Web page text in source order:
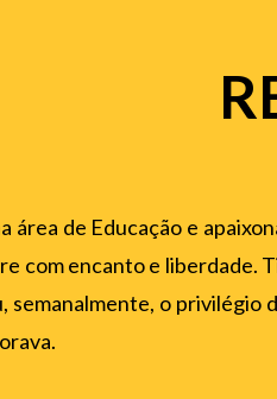
área de Educação e
com encanto e liberdade.
semanalmente, o privilégio